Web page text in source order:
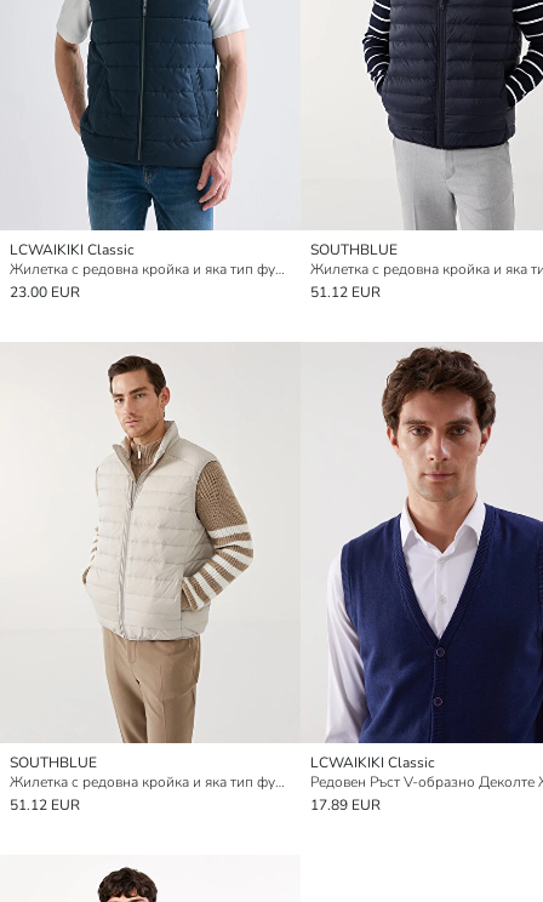
LCWAIKIKI Classic
Жилетка с редовна кройка и яка тип фуния за мъже
23.00 EUR
SOUTHBLUE
51.12 EUR
SOUTHBLUE
Жилетка с редовна кройка и яка тип фуния за мъже
51.12 EUR
LCWAIKIKI Classic
17.89 EUR